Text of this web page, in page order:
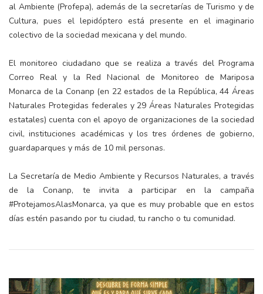
al Ambiente (Profepa), además de la secretarías de Turismo y de
Cultura, pues el lepidóptero está presente en el imaginario
colectivo de la sociedad mexicana y del mundo.
El monitoreo ciudadano que se realiza a través del Programa
Correo Real y la Red Nacional de Monitoreo de Mariposa
Monarca de la Conanp (en 22 estados de la República, 44 Áreas
Naturales Protegidas federales y 29 Áreas Naturales Protegidas
estatales) cuenta con el apoyo de organizaciones de la sociedad
civil, instituciones académicas y los tres órdenes de gobierno,
guardaparques y más de 10 mil personas.
La Secretaría de Medio Ambiente y Recursos Naturales, a través
de la Conanp, te invita a participar en la campaña
#ProtejamosAlasMonarca, ya que es muy probable que en estos
días estén pasando por tu ciudad, tu rancho o tu comunidad.